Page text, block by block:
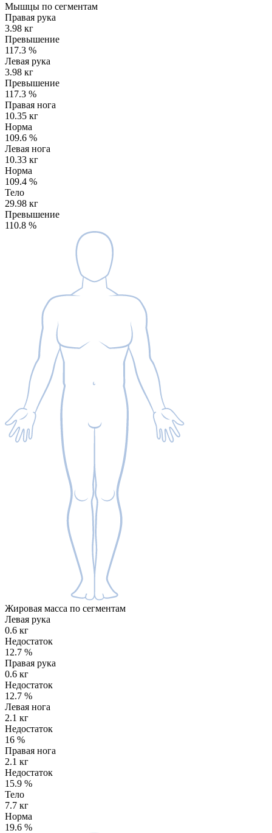
Мышцы по сегментам
Правая рука
3.98 кг
Превышение
117.3 %
Левая рука
3.98 кг
Превышение
117.3 %
Правая нога
10.35 кг
Норма
109.6 %
Левая нога
10.33 кг
Норма
109.4 %
Тело
29.98 кг
Превышение
110.8 %
Жировая масса по сегментам
Левая рука
0.6 кг
Недостаток
12.7 %
Правая рука
0.6 кг
Недостаток
12.7 %
Левая нога
2.1 кг
Недостаток
16 %
Правая нога
2.1 кг
Недостаток
15.9 %
Тело
7.7 кг
Норма
19.6 %